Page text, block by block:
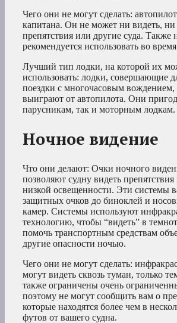
Чего они не могут сделать:
капитана. Он не может ни видеть, ни
препятствия или другие суда. Также
рекомендуется использовать во
Лучший тип лодки, на которой их
использовать: лодки, совершающие
поездки с многочасовым вождением,
выиграют от автопилота. Они
парусникам, так и моторным лодкам.
Ночное видение
Что они делают: Очки ночного
позволяют судну видеть препятствия
низкой освещенности. Эти системы
защитных очков до биноклей и
камер. Системы используют
технологию, чтобы “видеть” в
помочь транспортным средствам
другие опасности ночью.
Чего они не могут сделать:
могут видеть сквозь туман, только
также ограничены очень
поэтому не могут сообщить вам о
которые находятся более чем в
футов от вашего судна.